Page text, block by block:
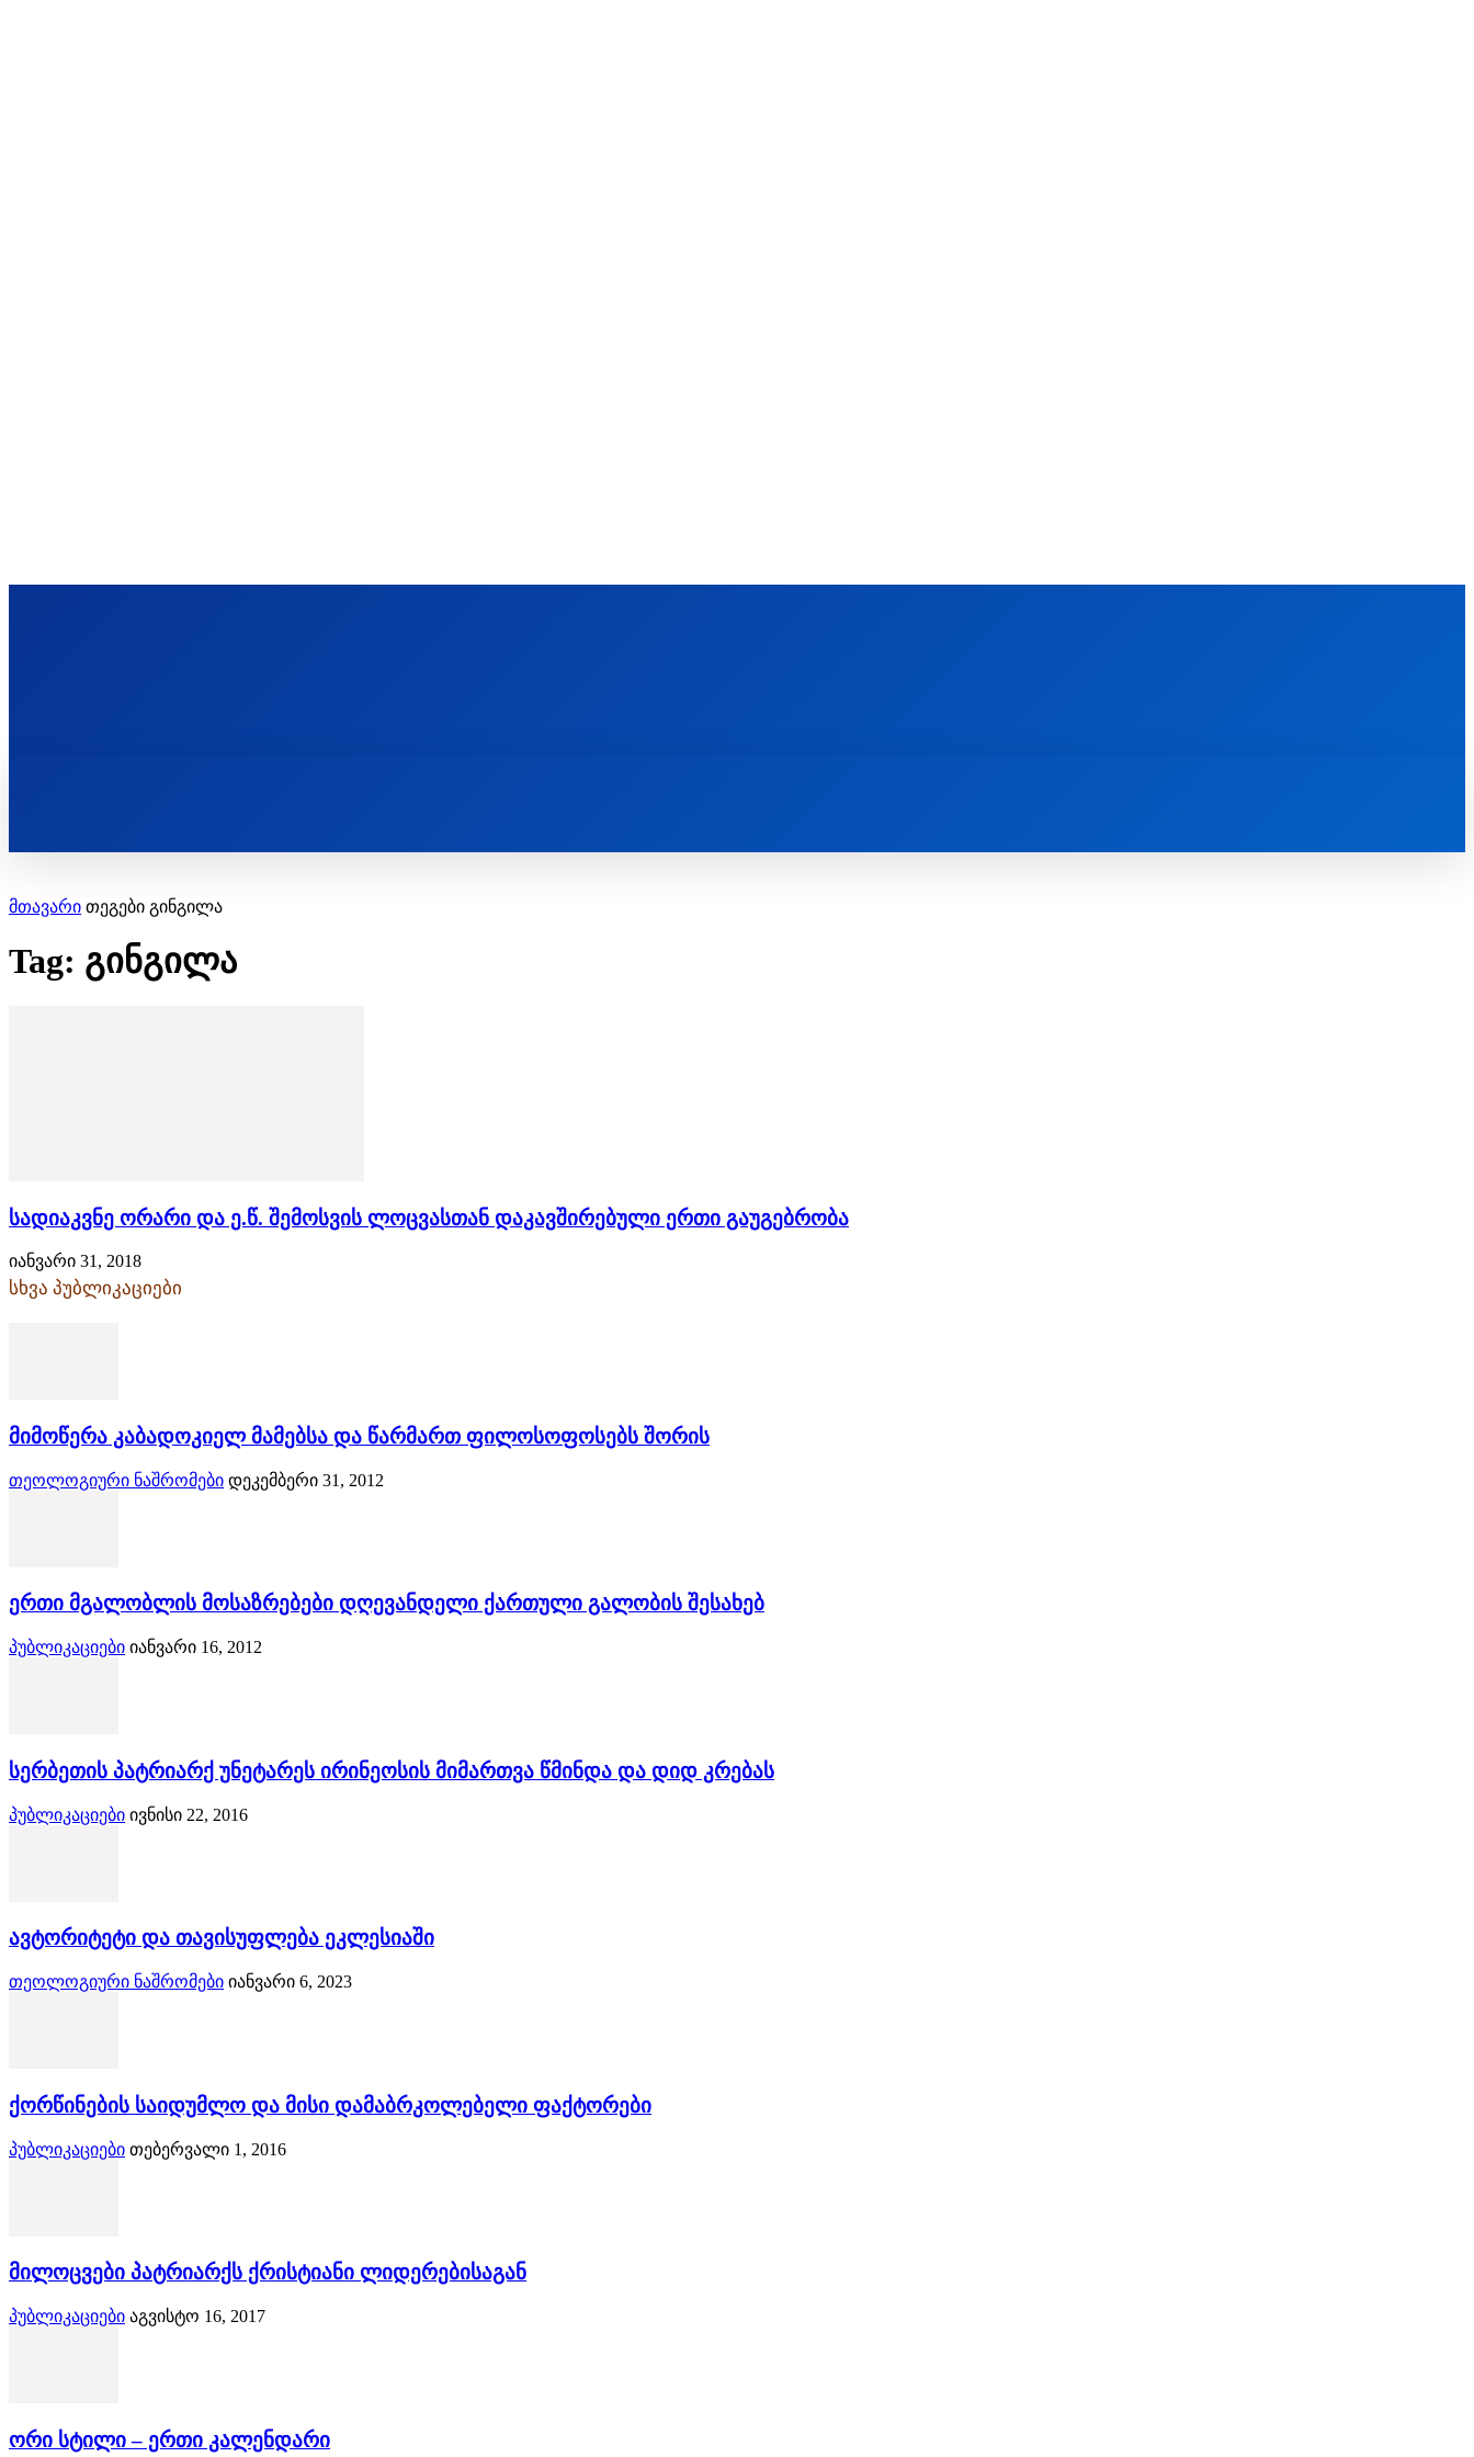
მთავარი თეგები გინგილა
Tag: გინგილა
სადიაკვნე ორარი და ე.წ. შემოსვის ლოცვასთან დაკავშირებული ერთი გაუგებრობა
იანვარი 31, 2018
სხვა პუბლიკაციები
მიმოწერა კაბადოკიელ მამებსა და წარმართ ფილოსოფოსებს შორის
თეოლოგიური ნაშრომები დეკემბერი 31, 2012
ერთი მგალობლის მოსაზრებები დღევანდელი ქართული გალობის შესახებ
პუბლიკაციები იანვარი 16, 2012
სერბეთის პატრიარქ უნეტარეს ირინეოსის მიმართვა წმინდა და დიდ კრებას
პუბლიკაციები ივნისი 22, 2016
ავტორიტეტი და თავისუფლება ეკლესიაში
თეოლოგიური ნაშრომები იანვარი 6, 2023
ქორწინების საიდუმლო და მისი დამაბრკოლებელი ფაქტორები
პუბლიკაციები თებერვალი 1, 2016
მილოცვები პატრიარქს ქრისტიანი ლიდერებისაგან
პუბლიკაციები აგვისტო 16, 2017
ორი სტილი – ერთი კალენდარი